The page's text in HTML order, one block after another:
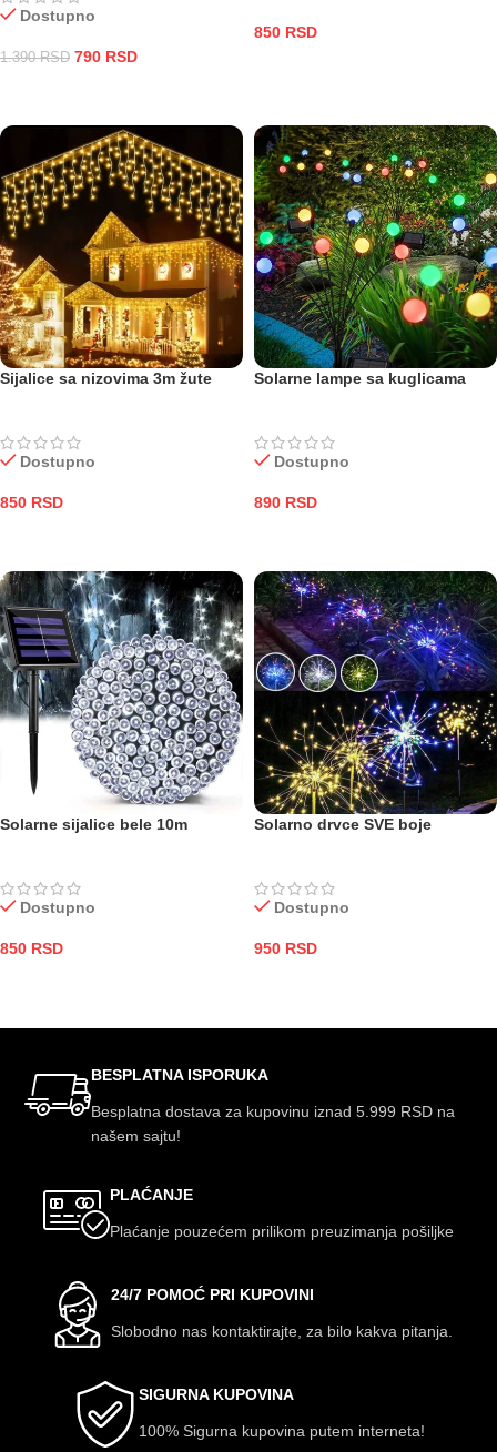
Dostupno
1.390RSD 790 RSD
850 RSD
Sijalice sa nizovima 3m žute
Dostupno
850 RSD
Solarne lampe sa kuglicama
Dostupno
890 RSD
Solarne sijalice bele 10m
Dostupno
850 RSD
Solarno drvce SVE boje
Dostupno
950 RSD
BESPLATNA ISPORUKA
Besplatna dostava za kupovinu iznad 5.999 RSD na
našem sajtu!
PLAĆANJE
Plaćanje pouzećem prilikom preuzimanja pošiljke
24/7 POMOĆ PRI KUPOVINI
Slobodno nas kontaktirajte, za bilo kakva pitanja.
SIGURNA KUPOVINA
100% Sigurna kupovina putem interneta!